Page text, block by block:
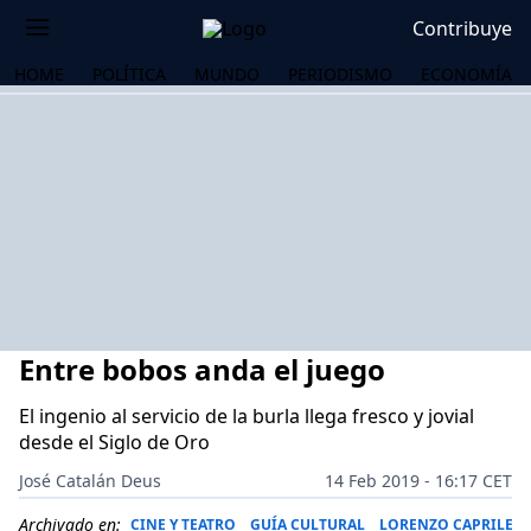
Contribuye
HOME POLÍTICA MUNDO PERIODISMO ECONOMÍA
Entre bobos anda el juego
El ingenio al servicio de la burla llega fresco y jovial
desde el Siglo de Oro
José Catalán Deus
14 Feb 2019 - 16:17 CET
Archivado en: CINE Y TEATRO GUÍA CULTURAL LORENZO CAPRILE